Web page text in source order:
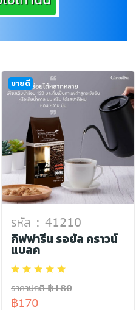
ขายดี
รหัส : 41210
กิฟฟารีน รอยัล คราวน์
แบลค
ราคาปกติ ฿180
฿170